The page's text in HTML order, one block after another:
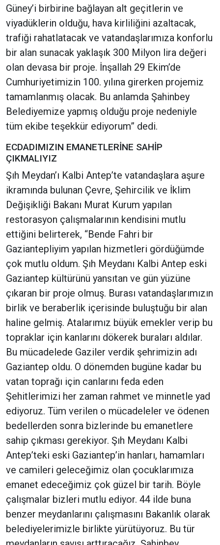
Güney’i birbirine bağlayan alt geçitlerin ve
viyadüklerin olduğu, hava kirliliğini azaltacak,
trafiği rahatlatacak ve vatandaşlarımıza konforlu
bir alan sunacak yaklaşık 300 Milyon lira değeri
olan devasa bir proje. İnşallah 29 Ekim’de
Cumhuriyetimizin 100. yılına girerken projemiz
tamamlanmış olacak. Bu anlamda Şahinbey
Belediyemize yapmış olduğu proje nedeniyle
tüm ekibe teşekkür ediyorum” dedi.
ECDADIMIZIN EMANETLERİNE SAHİP
ÇIKMALIYIZ
Şıh Meydan’ı Kalbi Antep’te vatandaşlara aşure
ikramında bulunan Çevre, Şehircilik ve İklim
Değişikliği Bakanı Murat Kurum yapılan
restorasyon çalışmalarının kendisini mutlu
ettiğini belirterek, “Bende Fahri bir
Gaziantepliyim yapılan hizmetleri gördüğümde
çok mutlu oldum. Şıh Meydanı Kalbi Antep eski
Gaziantep kültürünü yansıtan ve gün yüzüne
çıkaran bir proje olmuş. Burası vatandaşlarımızın
birlik ve beraberlik içerisinde buluştuğu bir alan
haline gelmiş. Atalarımız büyük emekler verip bu
topraklar için kanlarını dökerek buraları aldılar.
Bu mücadelede Gaziler verdik şehrimizin adı
Gaziantep oldu. O dönemden bugüne kadar bu
vatan toprağı için canlarını feda eden
Şehitlerimizi her zaman rahmet ve minnetle yad
ediyoruz. Tüm verilen o mücadeleler ve ödenen
bedellerden sonra bizlerinde bu emanetlere
sahip çıkması gerekiyor. Şıh Meydanı Kalbi
Antep’teki eski Gaziantep’in hanları, hamamları
ve camileri geleceğimiz olan çocuklarımıza
emanet edeceğimiz çok güzel bir tarih. Böyle
çalışmalar bizleri mutlu ediyor. 44 ilde buna
benzer meydanlarını çalışmasını Bakanlık olarak
belediyelerimizle birlikte yürütüyoruz. Bu tür